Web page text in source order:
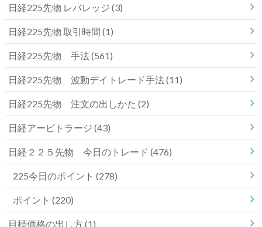
日経225先物 レバレッジ (3)
日経225先物 取引時間 (1)
日経225先物 手法(561)
日経225先物 波動デイトレード手法(11)
日経225先物 注文の出しかた (2)
日経アービトラージ (43)
日経２２５先物 今日のトレード (476)
225今日のポイント (278)
ポイント (220)
目標価格の出し方(1)